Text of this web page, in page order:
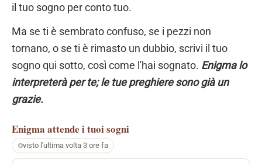
il tuo sogno per conto tuo.
Ma se ti è sembrato confuso, se i pezzi non
tornano, o se ti è rimasto un dubbio, scrivi il tuo
sogno qui sotto, così come l'hai sognato. Enigma lo
interpreterà per te; le tue preghiere sono già un
grazie.
Enigma attende i tuoi sogni
visto l'ultima volta 3 ore fa